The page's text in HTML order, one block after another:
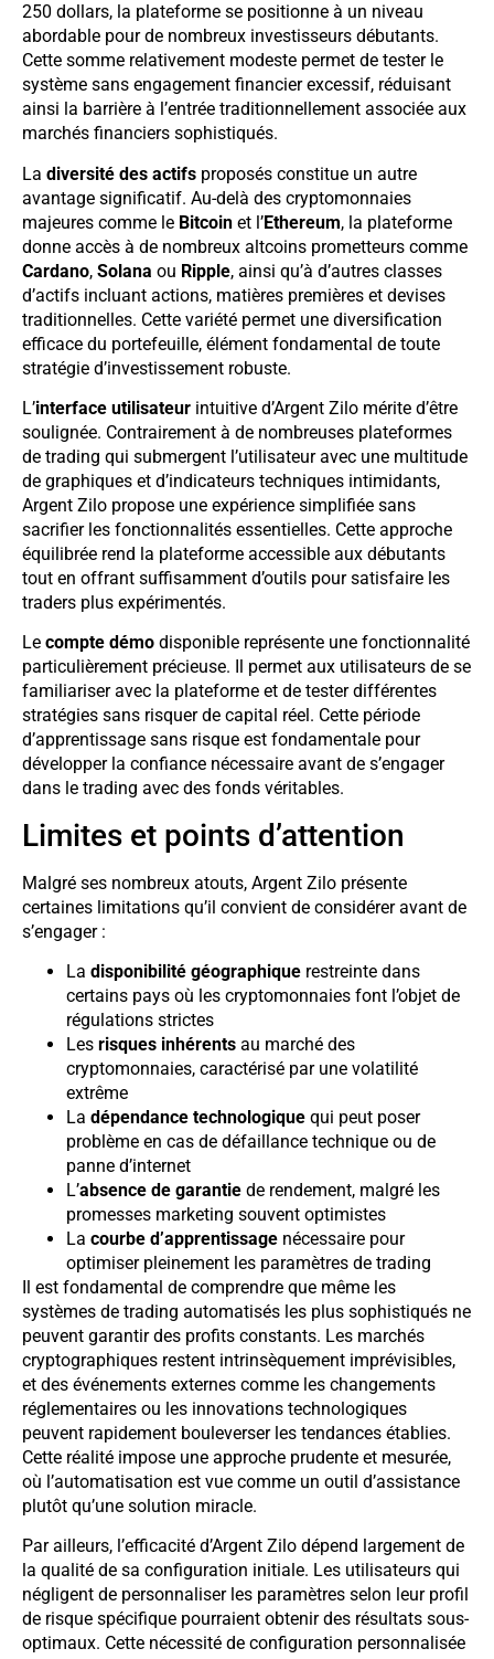
250 dollars, la plateforme se positionne à un niveau
abordable pour de nombreux investisseurs débutants.
Cette somme relativement modeste permet de tester le
système sans engagement financier excessif, réduisant
ainsi la barrière à l’entrée traditionnellement associée aux
marchés financiers sophistiqués.
La diversité des actifs proposés constitue un autre
avantage significatif. Au-delà des cryptomonnaies
majeures comme le Bitcoin et l’Ethereum, la plateforme
donne accès à de nombreux altcoins prometteurs comme
Cardano, Solana ou Ripple, ainsi qu’à d’autres classes
d’actifs incluant actions, matières premières et devises
traditionnelles. Cette variété permet une diversification
efficace du portefeuille, élément fondamental de toute
stratégie d’investissement robuste.
L’interface utilisateur intuitive d’Argent Zilo mérite d’être
soulignée. Contrairement à de nombreuses plateformes
de trading qui submergent l’utilisateur avec une multitude
de graphiques et d’indicateurs techniques intimidants,
Argent Zilo propose une expérience simplifiée sans
sacrifier les fonctionnalités essentielles. Cette approche
équilibrée rend la plateforme accessible aux débutants
tout en offrant suffisamment d’outils pour satisfaire les
traders plus expérimentés.
Le compte démo disponible représente une fonctionnalité
particulièrement précieuse. Il permet aux utilisateurs de se
familiariser avec la plateforme et de tester différentes
stratégies sans risquer de capital réel. Cette période
d’apprentissage sans risque est fondamentale pour
développer la confiance nécessaire avant de s’engager
dans le trading avec des fonds véritables.
Limites et points d’attention
Malgré ses nombreux atouts, Argent Zilo présente
certaines limitations qu’il convient de considérer avant de
s’engager :
La disponibilité géographique restreinte dans
certains pays où les cryptomonnaies font l’objet de
régulations strictes
Les risques inhérents au marché des
cryptomonnaies, caractérisé par une volatilité
extrême
La dépendance technologique qui peut poser
problème en cas de défaillance technique ou de
panne d’internet
L’absence de garantie de rendement, malgré les
promesses marketing souvent optimistes
La courbe d’apprentissage nécessaire pour
optimiser pleinement les paramètres de trading
Il est fondamental de comprendre que même les
systèmes de trading automatisés les plus sophistiqués ne
peuvent garantir des profits constants. Les marchés
cryptographiques restent intrinsèquement imprévisibles,
et des événements externes comme les changements
réglementaires ou les innovations technologiques
peuvent rapidement bouleverser les tendances établies.
Cette réalité impose une approche prudente et mesurée,
où l’automatisation est vue comme un outil d’assistance
plutôt qu’une solution miracle.
Par ailleurs, l’efficacité d’Argent Zilo dépend largement de
la qualité de sa configuration initiale. Les utilisateurs qui
négligent de personnaliser les paramètres selon leur profil
de risque spécifique pourraient obtenir des résultats sous-
optimaux. Cette nécessité de configuration personnalisée